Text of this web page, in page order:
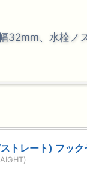
32mm、水栓ノ
トレート) フッ